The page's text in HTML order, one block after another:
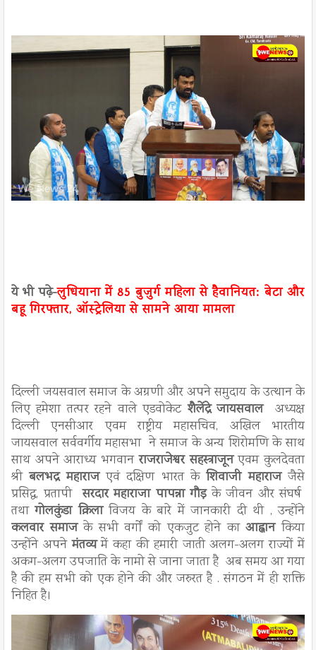
ये भी पढ़े-लुधियाना में 85 बुजुर्ग महिला से हैवानियत: बेटा और
बहू गिरफ्तार, ऑस्ट्रेलिया से सामने आया मामला
दिल्ली जयसवाल समाज के अग्रणी और अपने समुदाय के उत्थान के
लिए हमेशा तत्पर रहने वाले एडवोकेटशैलेंद्रे जायसवालअध्यक्ष
दिल्ली एनसीआर एवम राष्ट्रीय महासचिव, अखिल भारतीय
जायसवाल सर्ववर्गीय महासभा ने समाज के अन्य शिरोमणि के साथ
साथ अपने आराध्य भगवानराजराजेश्वर सहस्त्राजूनएवम कुलदेवता
श्रीबलभद्र महाराजएवं दक्षिण भारत केशिवाजी महाराजजैसे
प्रसिद्ध, प्रतापीसरदार महाराजा पापन्ना गौड़के जीवन और संघर्ष
तथागोलकुंडा क़िलाविजय के बारे में जानकारी दी थी , उन्होंने
कलवार समाजके सभी वर्गों को एकजुट होने काआह्वानकिया
उन्होंने अपनेमंतव्यमें कहा की हमारी जाती अलग-अलग राज्यों में
अकग-अलग उपजाति के नामो से जाना जाता है अब समय आ गया
है की हम सभी को एक होने की और जरुरत है . संगठन में ही शक्ति
निहित है।